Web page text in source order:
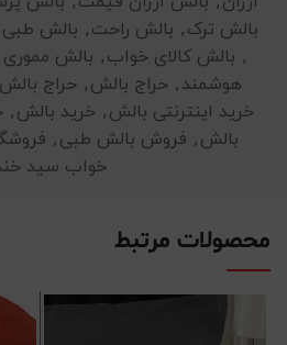
بالش ترک, بالش راحت, بالش طبی
, بالش کالای خواب, بالش
هوشمند, حراج بالش, حراج
خرید اینترنتی بالش, خرید بالش,
بالش, فروش بالش طبی,
خواب سید
محصولات مرتبط